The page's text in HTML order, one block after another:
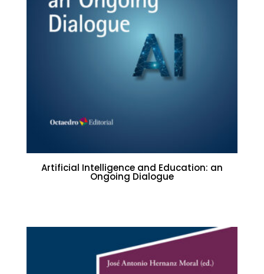
Artificial Intelligence and Education: an
Ongoing Dialogue